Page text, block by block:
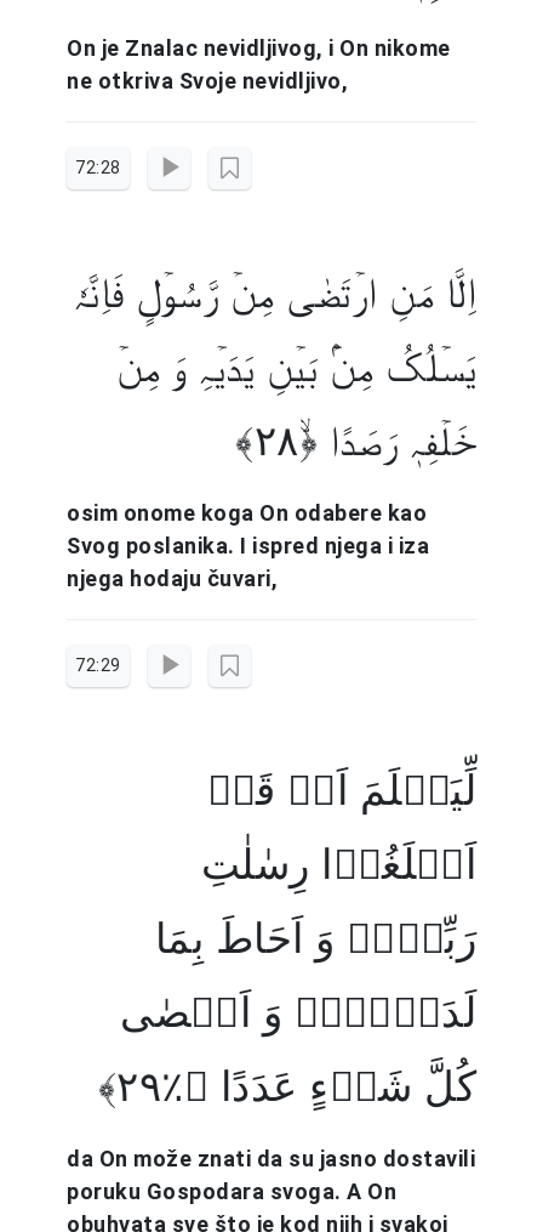
On je Znalac nevidljivog, i On nikome
ne otkriva Svoje nevidljivo,
72:28
اِلَّا مَنِ ارۡتَضٰی مِنۡ رَّسُوۡلٍ فَاِنَّہٗ
یَسۡلُکُ مِنۡۢ بَیۡنِ یَدَیۡہِ وَ مِنۡ
خَلۡفِہٖ رَصَدًا ﴿ۙ۲۸﴾
osim onome koga On odabere kao
Svog poslanika. I ispred njega i iza
njega hodaju čuvari,
72:29
لِّیَعۡلَمَ اَنۡ قَدۡ
اَبۡلَغُوۡا رِسٰلٰتِ
رَبِّہِمۡ وَ اَحَاطَ بِمَا
لَدَیۡہِمۡ وَ اَحۡصٰی
کُلَّ شَیۡءٍ عَدَدًا ﴿٪۲۹﴾
da On može znati da su jasno dostavili
poruku Gospodara svoga. A On
obuhvata sve što je kod njih i svakoj